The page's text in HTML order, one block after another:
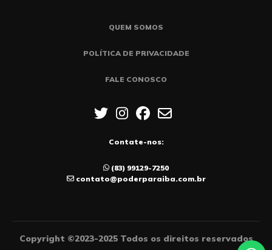
QUEM SOMOS
POLÍTICA DE PRIVACIDADE
FALE CONOSCO
Contate-nos:
(83) 99129-7250
contato@poderparaiba.com.br
Copyright ©2023-2025 Todos os direitos reservados